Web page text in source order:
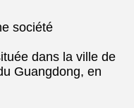
société
dans la ville de
Guangdong, en